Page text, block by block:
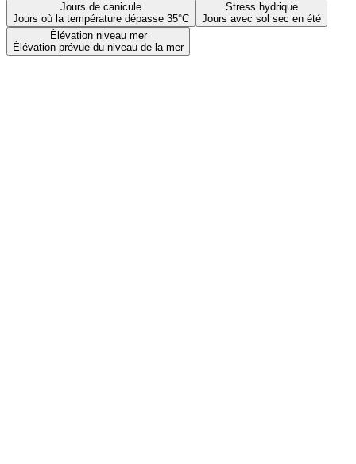
Jours de canicule
Jours où la température dépasse 35°C
Stress hydrique
Jours avec sol sec en été
Élévation niveau mer
Élévation prévue du niveau de la mer